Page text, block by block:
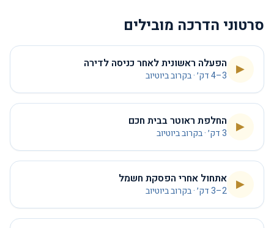
סרטוני הדרכה מובילים
▶ הפעלה ראשונית לאחר כניסה לדירה
3–4 דק׳ · בקרוב ביוטיוב
▶ החלפת ראוטר בבית חכם
3 דק׳ · בקרוב ביוטיוב
▶ אתחול אחרי הפסקת חשמל
2–3 דק׳ · בקרוב ביוטיוב